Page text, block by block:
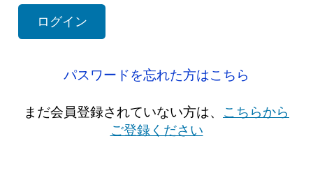
パスワードを忘れた方はこちら
まだ会員登録されていない方は、 こちらから
ご登録ください